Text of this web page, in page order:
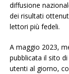
diffusione
dei risultati
lettori più fedeli.
A maggio 2023,
pubblicata il sito
utenti al giorno,